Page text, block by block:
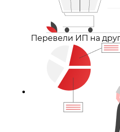
Перевели ИП на